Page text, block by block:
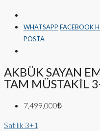
WHATSAPP FACEBOOK
POSTA
AKBÜK SAYAN
TAM MÜSTAKİL
7,499,000₺
Satılık 3+1